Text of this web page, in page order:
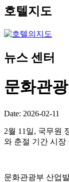
호텔지도
뉴스 센터
문화관
Date: 2026-02-11
2월 11일, 국무원
와 춘절 기간 시장
문화관광부 산업